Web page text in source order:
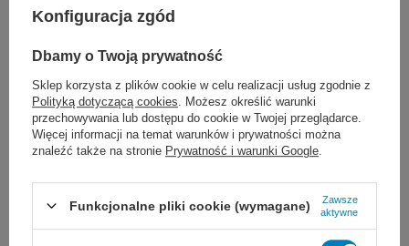
Zastosowanie:
ogólne przybliżenie tkanek miękkich
chirurgia sercowo-naczyniowa
neurochirurgia
chirurgia okulistyczna
Dobór nici JOST zależy od ogólnego stanu pacjenta,
Konfiguracja zgód
Dbamy o Twoją prywatność
Sklep korzysta z plików cookie w celu realizacji usług zgodnie z
Polityką dotyczącą cookies . Możesz określić warunki
przechowywania lub dostępu do cookie w Twojej przeglądarce.
Więcej informacji na temat warunków i prywatności można
znaleźć także na stronie Prywatność i warunki Google
Funkcjonalne pliki cookie (wymagane)
Zawsze
aktywne